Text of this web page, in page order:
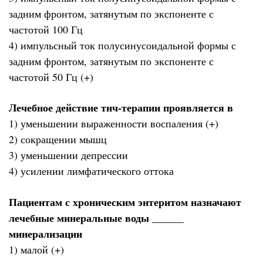
задним фронтом, затянутым по экспоненте с
частотой 100 Гц
4) импульсный ток полусинусоидальной формы с
задним фронтом, затянутым по экспоненте с
частотой 50 Гц (+)
Лечебное действие тнч-терапии проявляется в
1) уменьшении выраженности воспаления (+)
2) сокращении мышц
3) уменьшении депрессии
4) усилении лимфатического оттока
Пациентам с хроническим энтеритом назначают
лечебные минеральные воды ______
минерализации
1) малой (+)